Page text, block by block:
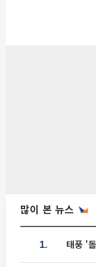
많이 본 뉴스
1. 태풍 '